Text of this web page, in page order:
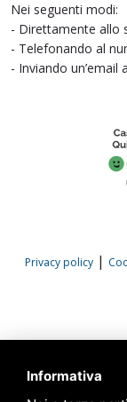
Nei seguenti modi:
- Direttamente allo
- Telefonando al
- Inviando un’email a
Privacy policy|
Informativa